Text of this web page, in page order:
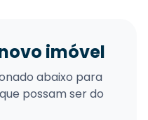
imóvel
abaixo para
possam ser do